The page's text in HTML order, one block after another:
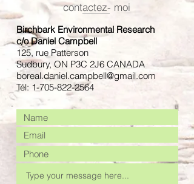
contactez- moi
Birchbark Environmental Research
c/o Daniel Campbell
125, rue Patterson
Sudbury, ON P3C 2J6 CANADA
boreal.daniel.campbell@gmail.com
Tél: 1-705-822-2564